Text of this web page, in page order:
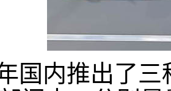
国内推出了